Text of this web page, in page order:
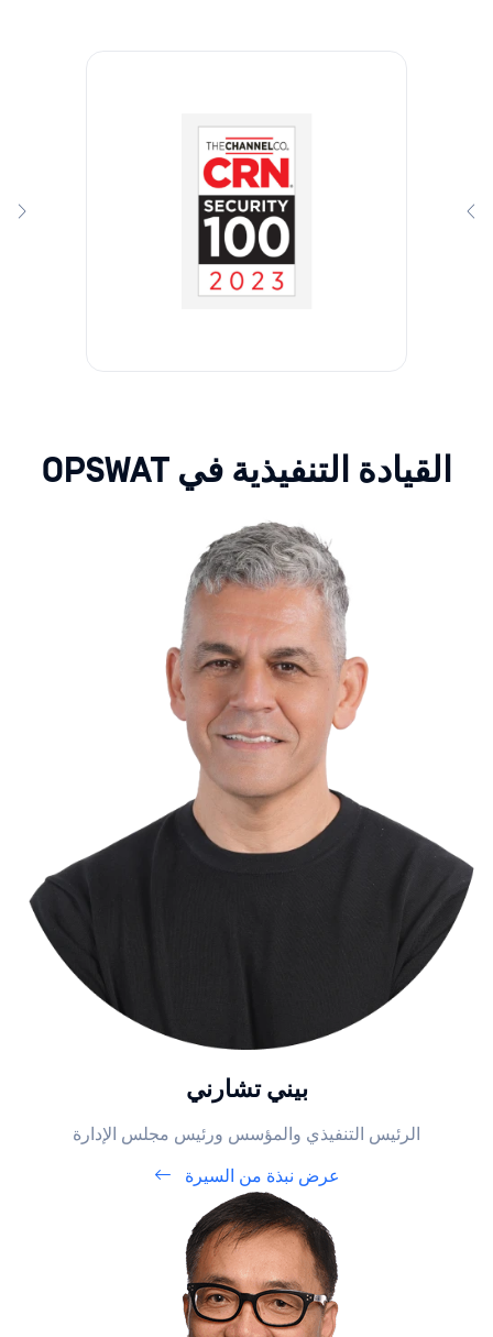
القيادة التنفيذية في OPSWAT
بيني تشارني
الرئيس التنفيذي والمؤسس ورئيس مجلس الإدارة
عرض نبذة من السيرة